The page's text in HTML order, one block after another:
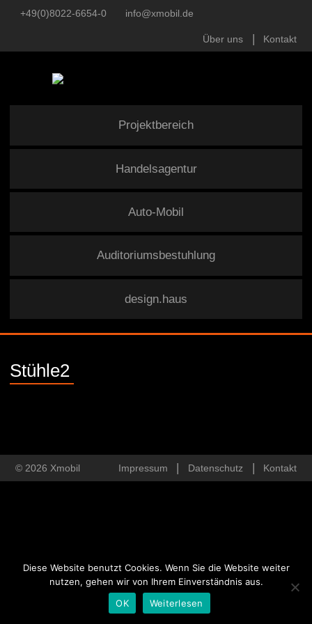
+49(0)8022-6654-0 info@xmobil.de
Über uns Kontakt
Projektbereich
Handelsagentur
Auto-Mobil
Auditoriumsbestuhlung
design.haus
Stühle2
© 2026 Xmobil Impressum Datenschutz Kontakt
Diese Website benutzt Cookies. Wenn Sie die Website weiter
nutzen, gehen wir von Ihrem Einverständnis aus.
OK
Weiterlesen